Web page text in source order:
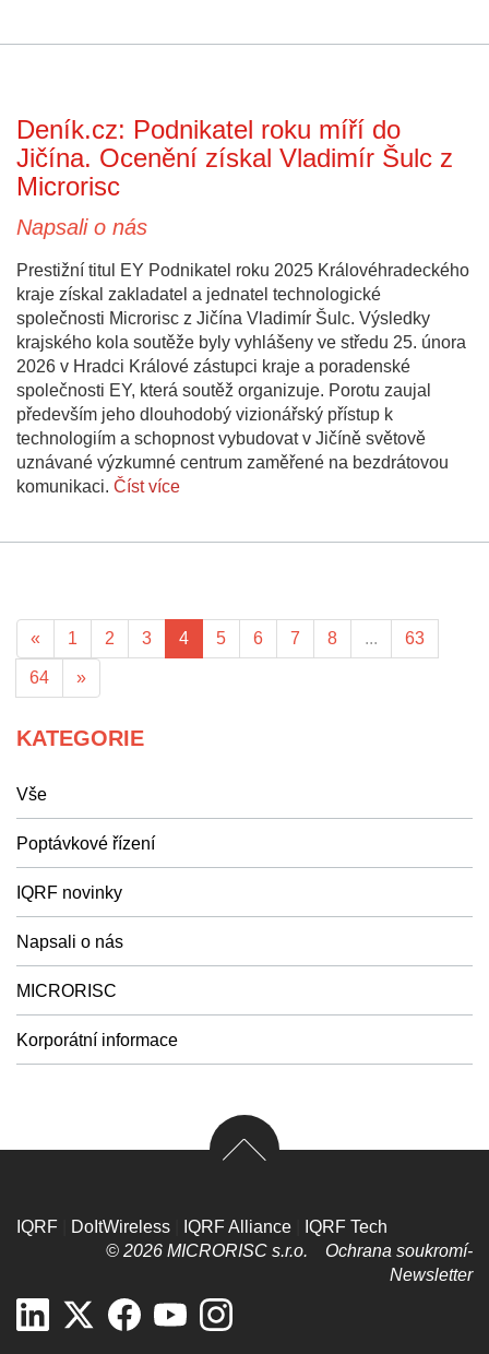
Deník.cz: Podnikatel roku míří do
Jičína. Ocenění získal Vladimír Šulc z
Microrisc
Napsali o nás
Prestižní titul EY Podnikatel roku 2025 Královéhradeckého
kraje získal zakladatel a jednatel technologické
společnosti Microrisc z Jičína Vladimír Šulc. Výsledky
krajského kola soutěže byly vyhlášeny ve středu 25. února
2026 v Hradci Králové zástupci kraje a poradenské
společnosti EY, která soutěž organizuje. Porotu zaujal
především jeho dlouhodobý vizionářský přístup k
technologiím a schopnost vybudovat v Jičíně světově
uznávané výzkumné centrum zaměřené na bezdrátovou
komunikaci. Číst více
« 1 2 3 4 5 6 7 8 ... 63
64 »
KATEGORIE
Vše
Poptávkové řízení
IQRF novinky
Napsali o nás
MICRORISC
Korporátní informace
IQRF DoItWireless IQRF Alliance
IQRF Tech
© 2026 MICRORISC s.r.o. Ochrana soukromí­
Newsletter